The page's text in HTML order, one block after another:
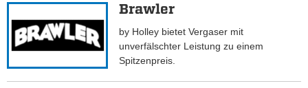
Brawler
by Holley bietet Vergaser mit
unverfälschter Leistung zu einem
Spitzenpreis.